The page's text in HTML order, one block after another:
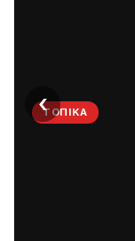
ΤΟΠΙΚΆ
‹